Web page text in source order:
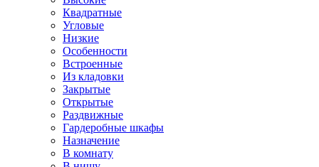
Квадратные
Угловые
Низкие
Особенности
Встроенные
Из кладовки
Закрытые
Открытые
Раздвижные
Гардеробные шкафы
Назначение
В комнату